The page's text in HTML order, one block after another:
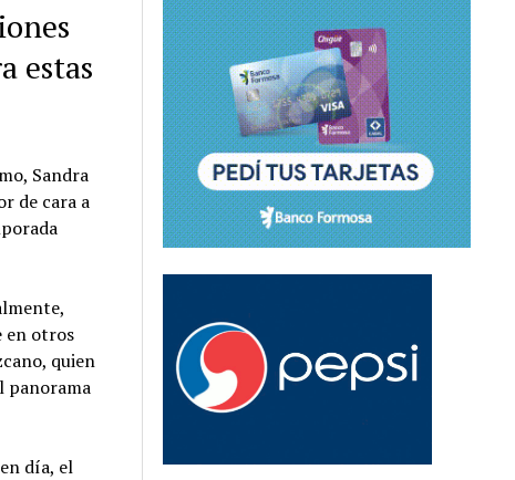
estas
Sandra
de cara a
en otros
quien
panorama
día, el